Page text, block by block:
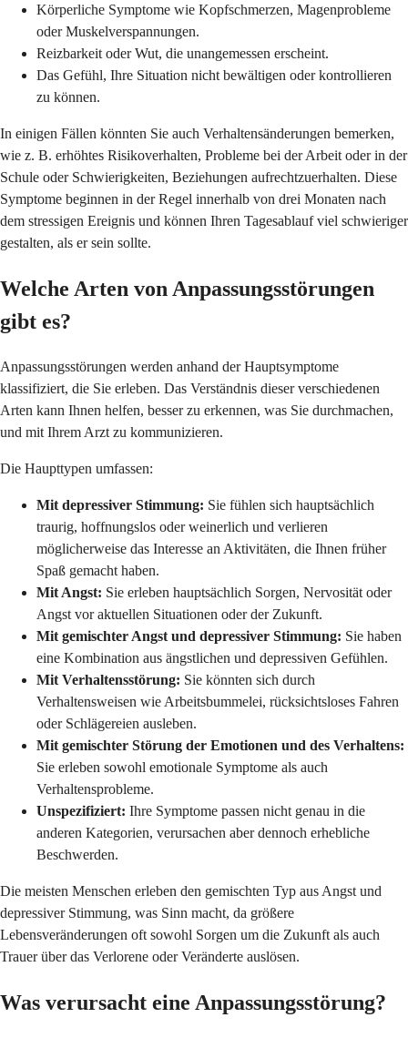
Körperliche Symptome wie Kopfschmerzen, Magenprobleme
oder Muskelverspannungen.
Reizbarkeit oder Wut, die unangemessen erscheint.
Das Gefühl, Ihre Situation nicht bewältigen oder kontrollieren
zu können.
In einigen Fällen könnten Sie auch Verhaltensänderungen bemerken,
wie z. B. erhöhtes Risikoverhalten, Probleme bei der Arbeit oder in der
Schule oder Schwierigkeiten, Beziehungen aufrechtzuerhalten. Diese
Symptome beginnen in der Regel innerhalb von drei Monaten nach
dem stressigen Ereignis und können Ihren Tagesablauf viel schwieriger
gestalten, als er sein sollte.
Welche Arten von Anpassungsstörungen
gibt es?
Anpassungsstörungen werden anhand der Hauptsymptome
klassifiziert, die Sie erleben. Das Verständnis dieser verschiedenen
Arten kann Ihnen helfen, besser zu erkennen, was Sie durchmachen,
und mit Ihrem Arzt zu kommunizieren.
Die Haupttypen umfassen:
Mit depressiver Stimmung: Sie fühlen sich hauptsächlich
traurig, hoffnungslos oder weinerlich und verlieren
möglicherweise das Interesse an Aktivitäten, die Ihnen früher
Spaß gemacht haben.
Mit Angst: Sie erleben hauptsächlich Sorgen, Nervosität oder
Angst vor aktuellen Situationen oder der Zukunft.
Mit gemischter Angst und depressiver Stimmung: Sie haben
eine Kombination aus ängstlichen und depressiven Gefühlen.
Mit Verhaltensstörung: Sie könnten sich durch
Verhaltensweisen wie Arbeitsbummelei, rücksichtsloses Fahren
oder Schlägereien ausleben.
Mit gemischter Störung der Emotionen und des Verhaltens:
Sie erleben sowohl emotionale Symptome als auch
Verhaltensprobleme.
Unspezifiziert: Ihre Symptome passen nicht genau in die
anderen Kategorien, verursachen aber dennoch erhebliche
Beschwerden.
Die meisten Menschen erleben den gemischten Typ aus Angst und
depressiver Stimmung, was Sinn macht, da größere
Lebensveränderungen oft sowohl Sorgen um die Zukunft als auch
Trauer über das Verlorene oder Veränderte auslösen.
Was verursacht eine Anpassungsstörung?